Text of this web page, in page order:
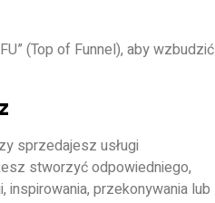
(Top of Funnel), aby wzbudzić
sprzedajesz usługi
stworzyć odpowiedniego,
inspirowania, przekonywania lub